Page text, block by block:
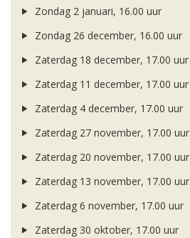
Zondag 2 januari, 16.00 uur
Zondag 26 december, 16.00 uur
Zaterdag 18 december, 17.00 uur
Zaterdag 11 december, 17.00 uur
Zaterdag 4 december, 17.00 uur
Zaterdag 27 november, 17.00 uur
Zaterdag 20 november, 17.00 uur
Zaterdag 13 november, 17.00 uur
Zaterdag 6 november, 17.00 uur
Zaterdag 30 oktober, 17.00 uur